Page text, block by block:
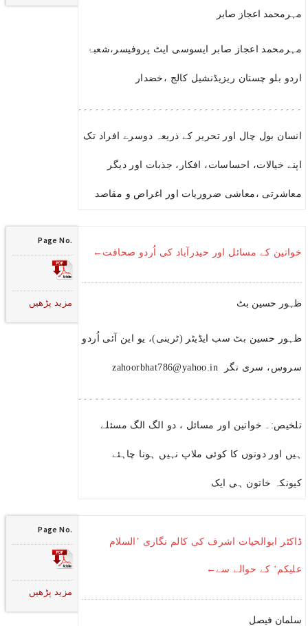
مہرمحمد اعجاز صابر
مہرمحمد اعجاز صابر ایسوسی ایٹ پروفیسر،شعبۂ
اردو بلو چستان ریزیڈنشیل کالج ،خضدار
انسان بول چال اور تحریر کے ذریعہ دوسرے افراد تک
اپنے خیالات، احساسات، افکار، جذبات اور دیگر
معاشرتی ،معاشی ضروریات اور اغراض و مقاصد
خواتین کے مسائل اور حیدرآباد کی اُردو صحافت←
ظہور حسین بٹ
ظہور حسین بٹ سب ایڈیٹر (ٹرینی)، یو این آئی اُردو
سروس، سری نگر zahoorbhat786@yahoo.in
تلخیص:۔ خواتین اور مسائل ، دو الگ الگ مسئلے
ہیں اور دونوں کا کوئی ملاپ نہیں ہونا چاہئے
کیونکہ خاتون ہی ایک
Page No.
مزید پڑھیں
ڈاکٹر ابوالحیات اشرف کی کالم نگاری ’السلام
علیکم‘ کے حوالے سے←
سلمان فیصل
Page No.
مزید پڑھیں